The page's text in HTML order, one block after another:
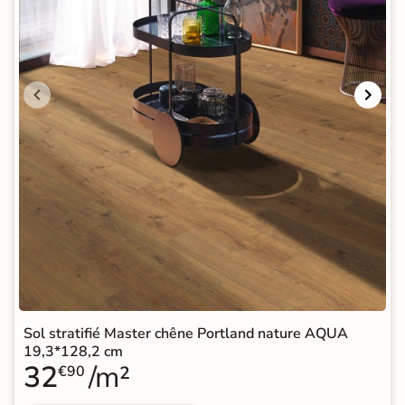
Sol stratifié Master chêne Portland nature AQUA
19,3*128,2 cm
32€90 /m²